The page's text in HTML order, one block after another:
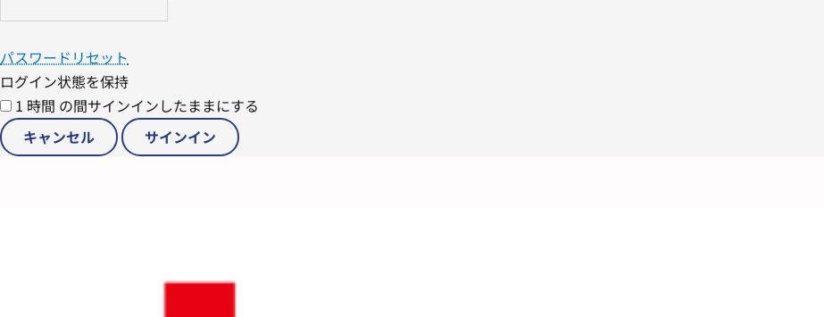
パスワードリセット
ログイン状態を保持
1 時間 の間サインインしたままにする
キャンセル
サインイン